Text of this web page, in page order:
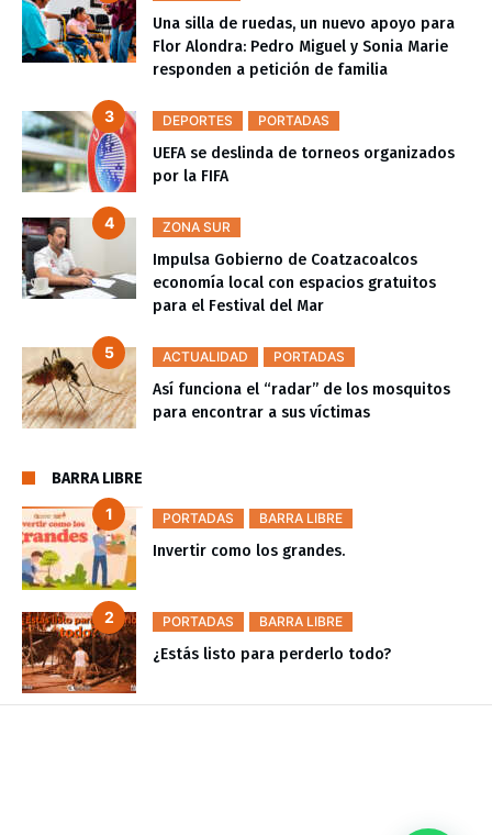
Una silla de ruedas, un nuevo apoyo para
Flor Alondra: Pedro Miguel y Sonia Marie
responden a petición de familia
DEPORTES PORTADAS
UEFA se deslinda de torneos organizados
por la FIFA
ZONA SUR
Impulsa Gobierno de Coatzacoalcos
economía local con espacios gratuitos
para el Festival del Mar
ACTUALIDAD PORTADAS
Así funciona el “radar” de los mosquitos
para encontrar a sus víctimas
BARRA LIBRE
PORTADAS BARRA LIBRE
Invertir como los grandes.
PORTADAS BARRA LIBRE
¿Estás listo para perderlo todo?